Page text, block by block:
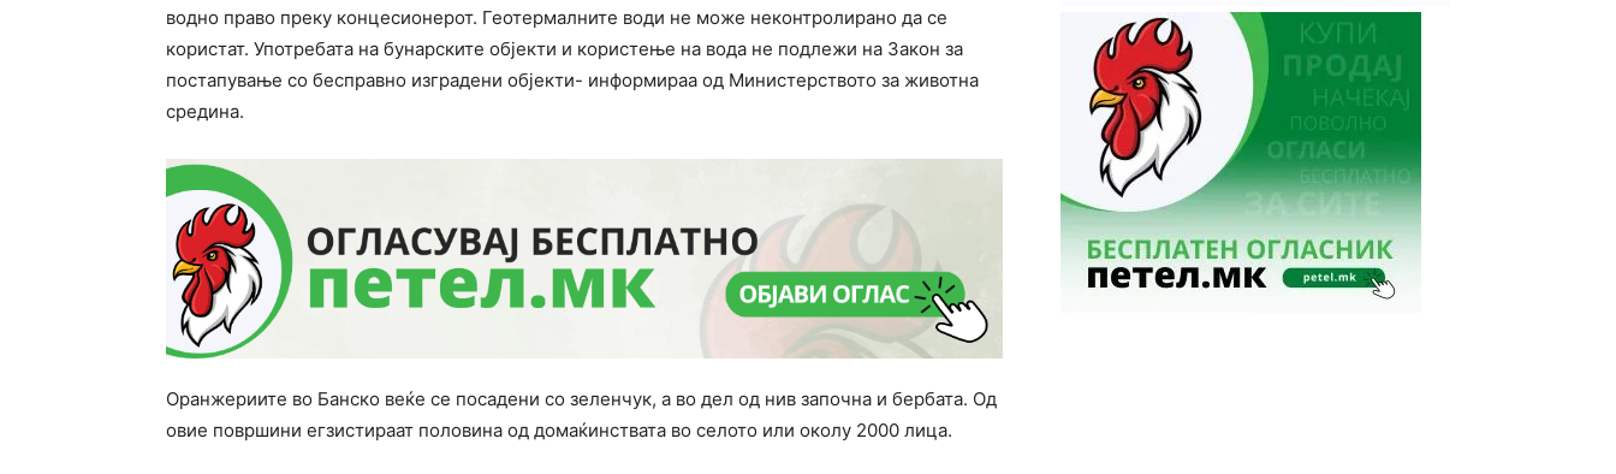
водно право преку концесионерот. Геотермалните води не може неконтролирано да се
користат. Употребата на бунарските објекти и користење на вода не подлежи на Закон за
постапување со бесправно изградени објекти- информираа од Министерството за животна
средина.
Оранжериите во Банско веќе се посадени со зеленчук, а во дел од нив започна и бербата. Од
овие површини егзистираат половина од домаќинствата во селото или околу 2000 лица.